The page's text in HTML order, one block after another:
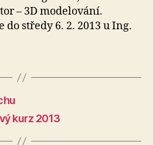
– 3D modelování.
do středy 6. 2. 2013 u Ing.
kurz 2013